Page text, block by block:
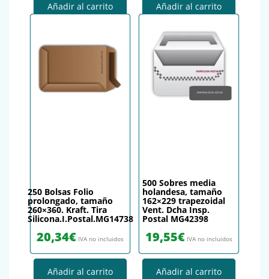
Añadir al carrito Añadir al carrito
250 Bolsas Folio
prolongado, tamaño
260×360. Kraft. Tira
Silicona.I.Postal.MG14738
20,34€ IVA no incluidos
Añadir al carrito
500 Sobres media
holandesa, tamaño
162×229 trapezoidal
Vent. Dcha Insp.
Postal MG42398
19,55€ IVA no incluidos
Añadir al carrito